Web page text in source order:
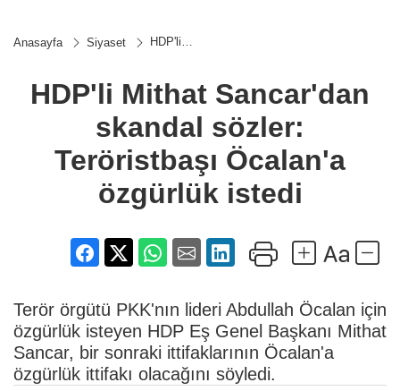
Anasayfa Siyaset
HDP'li
skandal
sözler:
Öcalan'a
özgürlük
istedi
HDP'li Mithat Sancar'dan
skandal sözler:
Teröristbaşı Öcalan'a
özgürlük istedi
Terör örgütü PKK'nın lideri Abdullah Öcalan için
özgürlük isteyen HDP Eş Genel Başkanı Mithat
Sancar, bir sonraki ittifaklarının Öcalan'a
özgürlük ittifakı olacağını söyledi.